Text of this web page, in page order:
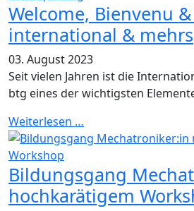
Welcome, Bienvenu
international &
03. August 2023
Seit vielen Jahren ist die
btg eines der wichtigsten
Weiterlesen …
Bildungsgang
hochkarätigem